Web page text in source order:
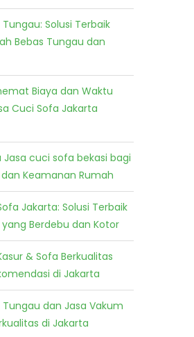
Solusi Terbaik
Bebas Tungau dan
Biaya dan Waktu
Cuci Sofa Jakarta
Jasa cuci sofa bekasi bagi
Keamanan Rumah
Jakarta: Solusi Terbaik
Berdebu dan Kotor
& Sofa Berkualitas
di Jakarta
dan Jasa Vakum
di Jakarta